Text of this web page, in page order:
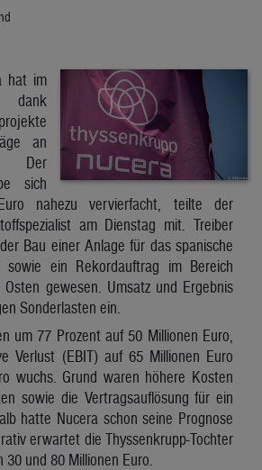
hat im
dank
an
Der
sich
nahezu vervierfacht, teilte der
am Dienstag mit. Treiber
Bau einer Anlage für das spanische
sowie ein Rekordauftrag im Bereich
Osten gewesen. Umsatz und Ergebnis
Sonderlasten ein.
um 77 Prozent auf 50 Millionen Euro,
Verlust (EBIT) auf 65 Millionen Euro
wuchs. Grund waren höhere Kosten
sowie die Vertragsauflösung für ein
hatte Nucera schon seine Prognose
erwartet die Thyssenkrupp-Tochter
und 80 Millionen Euro.